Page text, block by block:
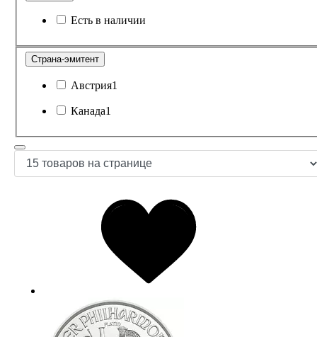
Есть в наличии
Страна-эмитент
Австрия1
Канада1